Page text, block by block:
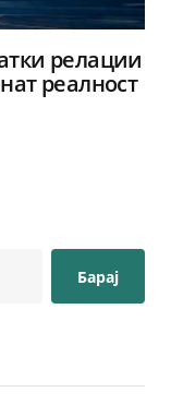
релации
реалност
Барај